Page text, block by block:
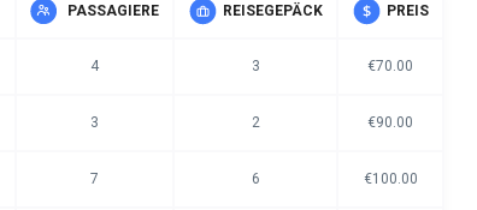
PASSAGIERE REISEGEPÄCK PREIS
4 3 €70.00
3 2 €90.00
7 6 €100.00